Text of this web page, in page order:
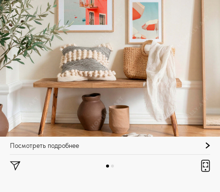
Посмотреть подробнее